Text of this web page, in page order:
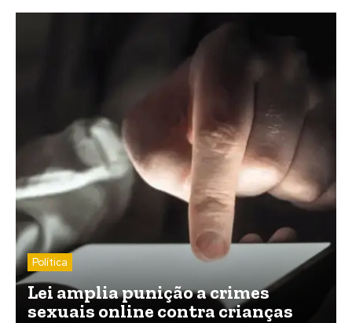
Política
Lei amplia punição a crimes
sexuais online contra crianças